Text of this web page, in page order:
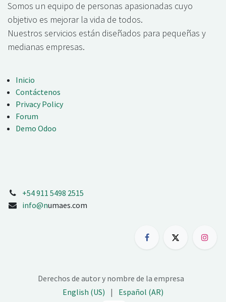
Somos un equipo de personas apasionadas cuyo
objetivo es mejorar la vida de todos.
Nuestros servicios están diseñados para pequeñas y
medianas empresas.
Inicio
Contáctenos
Privacy Policy
Forum
Demo Odoo
+54 911 5498 2515
info@numaes.com
Derechos de autor y nombre de la empresa
English (US)
|
Español (AR)